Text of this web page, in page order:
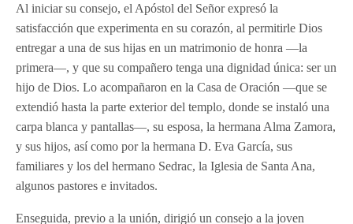
Al iniciar su consejo, el Apóstol del Señor expresó la
satisfacción que experimenta en su corazón, al permitirle Dios
entregar a una de sus hijas en un matrimonio de honra —la
primera—, y que su compañero tenga una dignidad única: ser un
hijo de Dios. Lo acompañaron en la Casa de Oración —que se
extendió hasta la parte exterior del templo, donde se instaló una
carpa blanca y pantallas—, su esposa, la hermana Alma Zamora,
y sus hijos, así como por la hermana D. Eva García, sus
familiares y los del hermano Sedrac, la Iglesia de Santa Ana,
algunos pastores e invitados.
Enseguida, previo a la unión, dirigió un consejo a la joven